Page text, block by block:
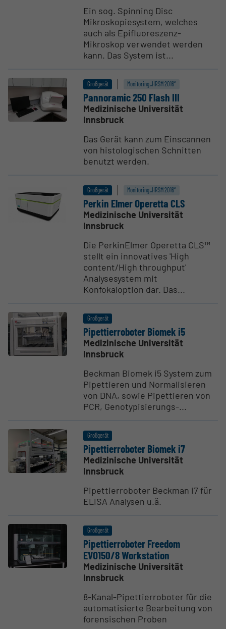
Ein sog. Spinning Disc
Mikroskopiesystem, welches
auch als Epifluoreszenz-
Mikroskop verwendet werden
kann. Das System ist...
Großgerät Monitoring „HRSM 2016“
Pannoramic 250 Flash III
Medizinische Universität
Innsbruck
Das Gerät kann zum Einscannen
von histologischen Schnitten
benutzt werden.
Großgerät Monitoring „HRSM 2016“
Perkin Elmer Operetta CLS
Medizinische Universität
Innsbruck
Die PerkinElmer Operetta CLS™
stellt ein innovatives 'High
content/High throughput'
Analysesystem mit
Konfokaloption dar. Das...
Großgerät
Pipet­tier­ro­boter Biomek i5
Medizinische Universität
Innsbruck
Beckman Biomek i5 System zum
Pipettieren und Normalisieren
von DNA, sowie Pipettieren von
PCR, Genotypisierungs-...
Großgerät
Pipet­tier­ro­boter Biomek i7
Medizinische Universität
Innsbruck
Pipettierroboter Beckman i7 für
ELISA Analysen u.ä.
Großgerät
Pipet­tier­ro­boter Freedom
EVO150/8 Workstation
Medizinische Universität
Innsbruck
8-Kanal-Pipettierroboter für die
automatisierte Bearbeitung von
forensischen Proben